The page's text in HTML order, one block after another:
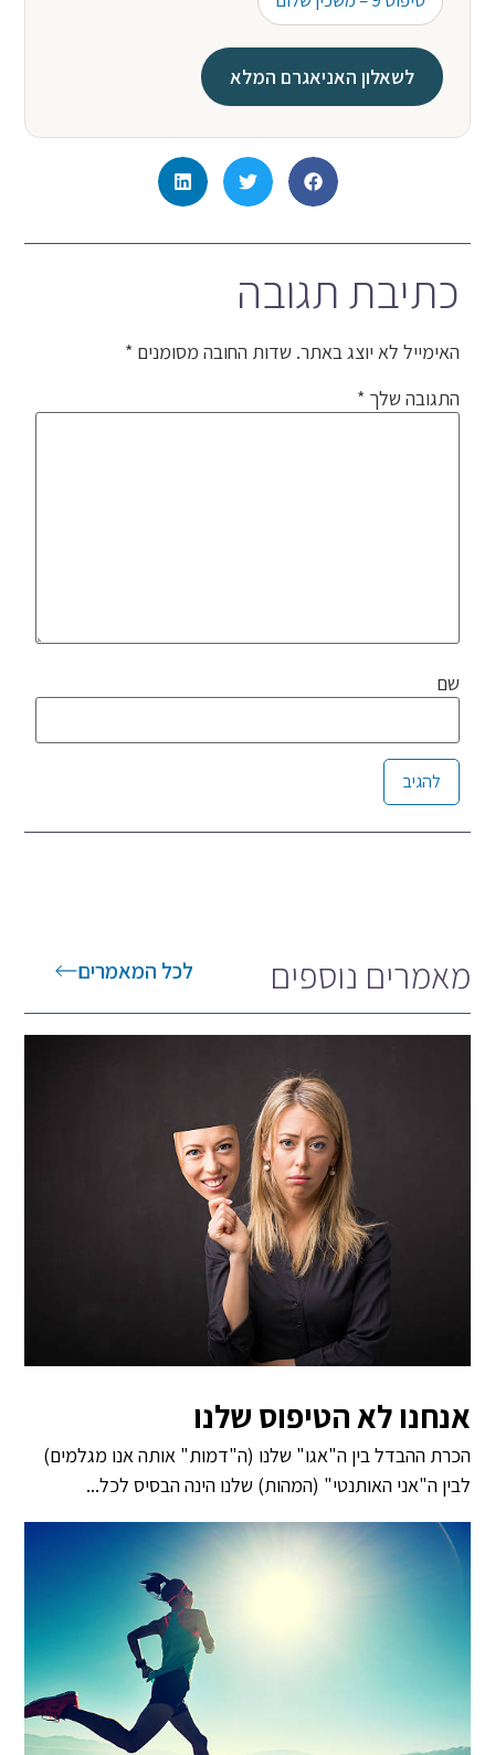
לשאלון האניאגרם המלא
כתיבת תגובה
האימייל לא יוצג באתר. שדות החובה מסומנים *
התגובה שלך *
שם
Alternative:
מאמרים נוספים לכל המאמרים
אנחנו לא הטיפוס שלנו
הכרת ההבדל בין ה"אגו" שלנו (ה"דמות" אותה אנו מגלמים)
לבין ה"אני האותנטי" (המהות) שלנו הינה הבסיס לכל...